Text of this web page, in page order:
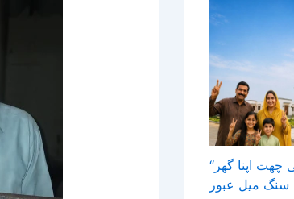
چھت اپنا گھر‘‘
سنگ میل عبور